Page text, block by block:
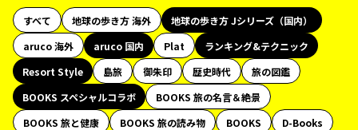
すべて 地球の歩き方 海外
地球の歩き方 Jシリーズ（国内）
aruco 海外
aruco 国内 Plat
ランキング&テクニック
Resort Style
島旅 御朱印 歴史時代
旅の図鑑
BOOKS スペシャルコラボ
BOOKS 旅の名言＆絶景
BOOKS 旅と健康
BOOKS 旅の読み物 BOOKS
D-Books